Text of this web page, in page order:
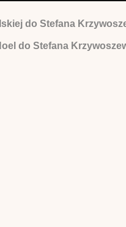
do Stefana
do Stefana